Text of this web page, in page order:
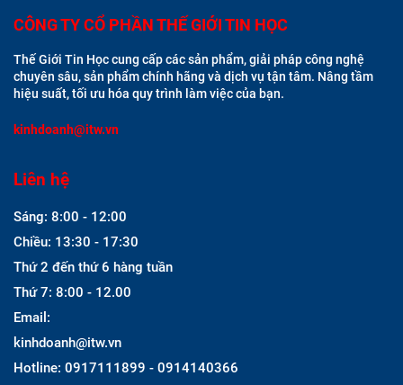
CÔNG TY CỔ PHẦN THẾ GIỚI TIN HỌC
Thế Giới Tin Học cung cấp các sản phẩm, giải pháp công nghệ
chuyên sâu, sản phẩm chính hãng và dịch vụ tận tâm. Nâng tầm
hiệu suất, tối ưu hóa quy trình làm việc của bạn.
kinhdoanh@itw.vn
Liên hệ
Sáng: 8:00 - 12:00
Chiều: 13:30 - 17:30
Thứ 2 đến thứ 6 hàng tuần
Thứ 7: 8:00 - 12.00
Email:
kinhdoanh@itw.vn
Hotline: 0917111899 - 0914140366